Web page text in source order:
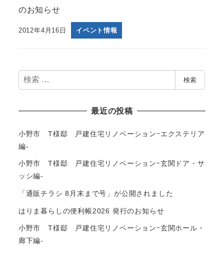
のお知らせ
2012年4月16日 イベント情報
検
索
検索
最近の投稿
小野市 T様邸 戸建住宅リノベーションｰエクステリア
編-
小野市 T様邸 戸建住宅リノベーションｰ玄関ドア・サ
ッシ編-
「通販チラシ 8月末まで号」が公開されました
はりま暮らしの便利帳2026 発行のお知らせ
小野市 T様邸 戸建住宅リノベーションｰ玄関ホール・
廊下編-